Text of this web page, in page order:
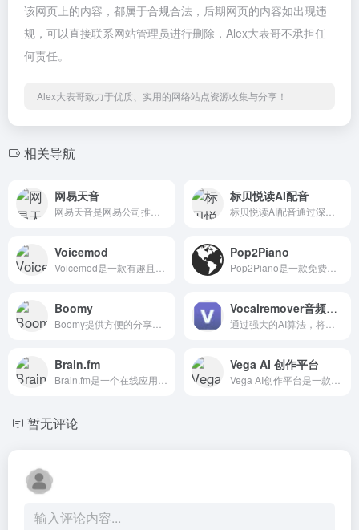
该网页上的内容，都属于合规合法，后期网页的内容如出现违
规，可以直接联系网站管理员进行删除，Alex大表哥不承担任
何责任。
Alex大表哥致力于优质、实用的网络站点资源收集与分享！
相关导航
网易天音 标贝悦读AI配音
Voicemod Pop2Piano
Boomy Vocalremover音频分离
Brain.fm Vega AI 创作平台
暂无评论